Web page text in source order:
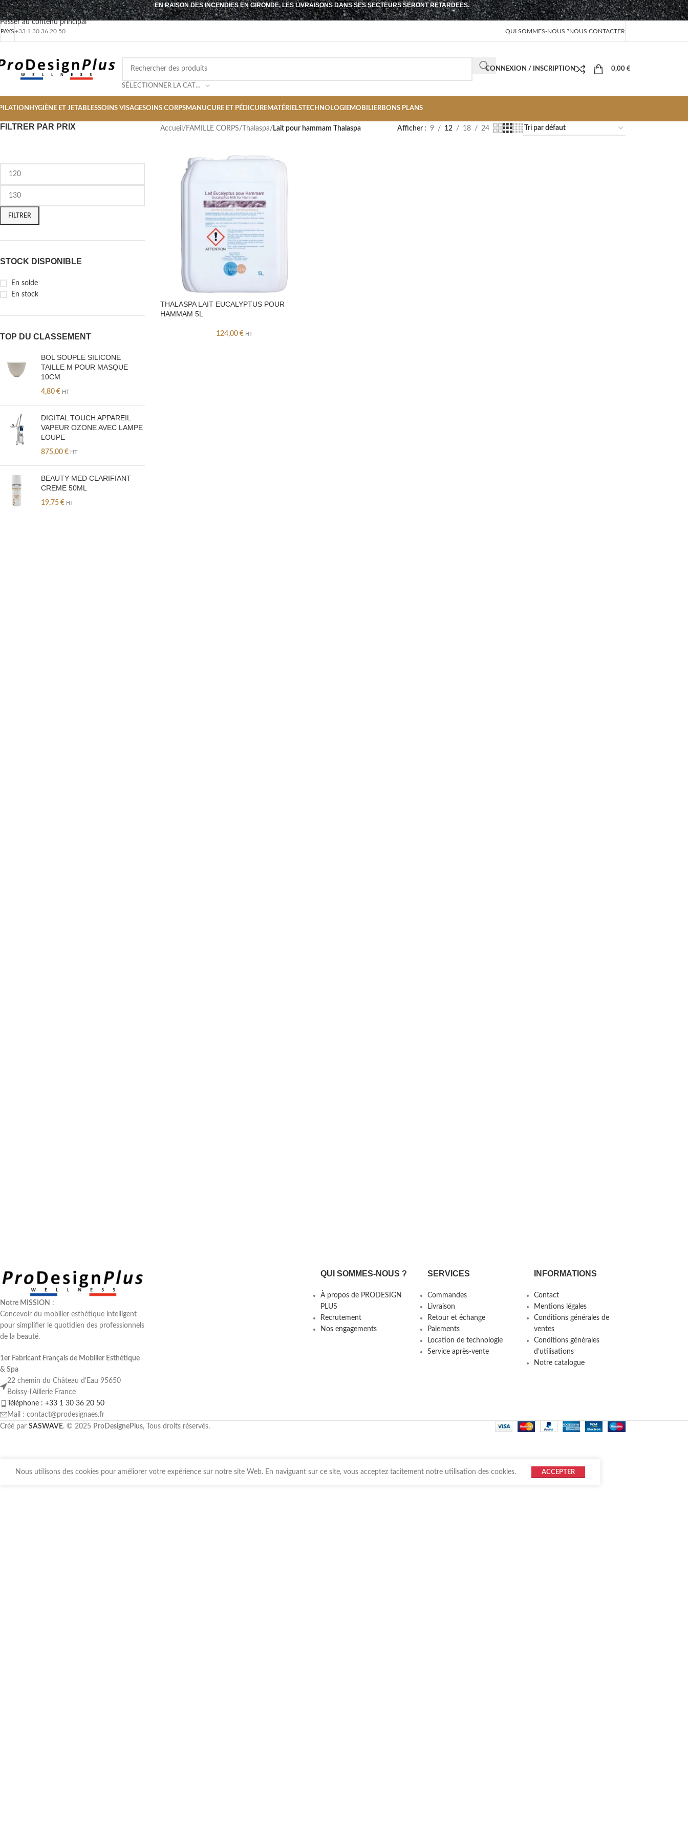
Passer à la navigation
Passer au contenu principal
EN RAISON DES INCENDIES EN GIRONDE, LES LIVRAISONS DANS SES SECTEURS SERONT RETARDEES.
PAYS+33 1 30 36 20 50 QUI SOMMES-NOUS ?NOUS CONTACTER
SÉLECTIONNER LA CATÉGORIE
CONNEXION / INSCRIPTION 0,00 €
HYGIÈNE ET JETABLESSOINS VISAGESOINS CORPSMANUCURE ET PÉDICUREMATÉRIELSTECHNOLOGIEMOBILIERBONS PLANS
FILTRER PAR PRIX
FILTRER
STOCK DISPONIBLE
En solde
En stock
TOP DU CLASSEMENT
BOL SOUPLE SILICONE
TAILLE M POUR MASQUE
10CM
4,80 € HT
DIGITAL TOUCH APPAREIL
VAPEUR OZONE AVEC LAMPE
LOUPE
875,00 € HT
BEAUTY MED CLARIFIANT
CREME 50ML
19,75 € HT
Accueil / FAMILLE CORPS/ Thalaspa/ Lait pour hammam Thalaspa Afficher 9 12 18 24
THALASPA LAIT EUCALYPTUS POUR
HAMMAM 5L
124,00 € HT
Notre MISSION :
Concevoir du mobilier esthétique intelligent
pour simplifier le quotidien des professionnels
de la beauté.
1er Fabricant Français de Mobilier Esthétique
& Spa
22 chemin du Château d'Eau 95650
Boissy-l'Aillerie France
Téléphone : +33 1 30 36 20 50
Mail : contact@prodesignaes.fr
QUI SOMMES-NOUS ?
À propos de PRODESIGN
PLUS
Recrutement
Nos engagements
SERVICES
Commandes
Livraison
Retour et échange
Paiements
Location de technologie
Service après-vente
INFORMATIONS
Contact
Mentions légales
Conditions générales de
ventes
Conditions générales
d’utilisations
Notre catalogue
Créé par SASWAVE. © 2025 ProDesignePlus, Tous droits réservés.
Nous utilisons des cookies pour améliorer votre expérience sur notre site Web. En naviguant sur ce site, vous acceptez tacitement notre utilisation des cookies. ACCEPTER